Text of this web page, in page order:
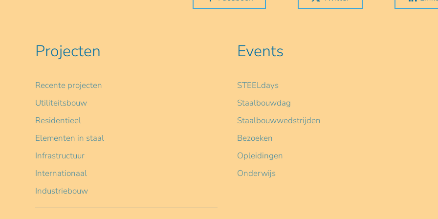
Projecten
Recente projecten
Utiliteitsbouw
Residentieel
Elementen in staal
Infrastructuur
Internationaal
Industriebouw
Events
STEELdays
Staalbouwdag
Staalbouwwedstrijden
Bezoeken
Opleidingen
Onderwijs